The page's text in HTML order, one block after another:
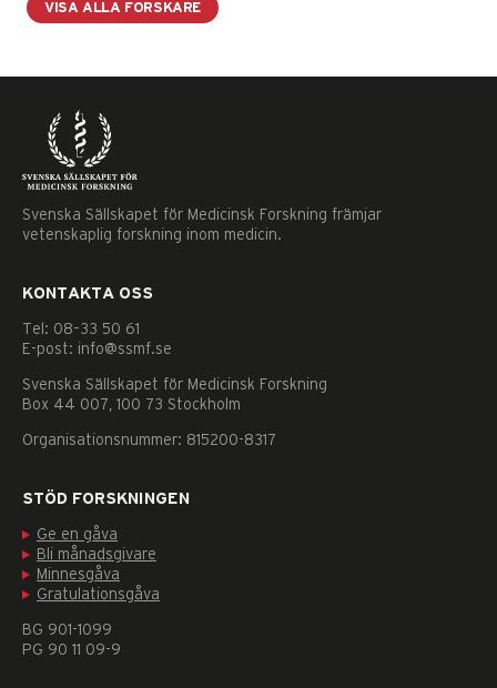
VISA ALLA FORSKARE
Svenska Sällskapet för Medicinsk Forskning främjar
vetenskaplig forskning inom medicin.
KONTAKTA OSS
Tel: 08–33 50 61
E-post: info@ssmf.se
Svenska Sällskapet för Medicinsk Forskning
Box 44 007, 100 73 Stockholm
Organisationsnummer: 815200-8317
STÖD FORSKNINGEN
Ge en gåva
Bli månadsgivare
Minnesgåva
Gratulationsgåva
BG 901-1099
PG 90 11 09-9
Nödvändiga
går inte att
välja bort. De
behövs för
att hemsidan
över huvud
taget ska